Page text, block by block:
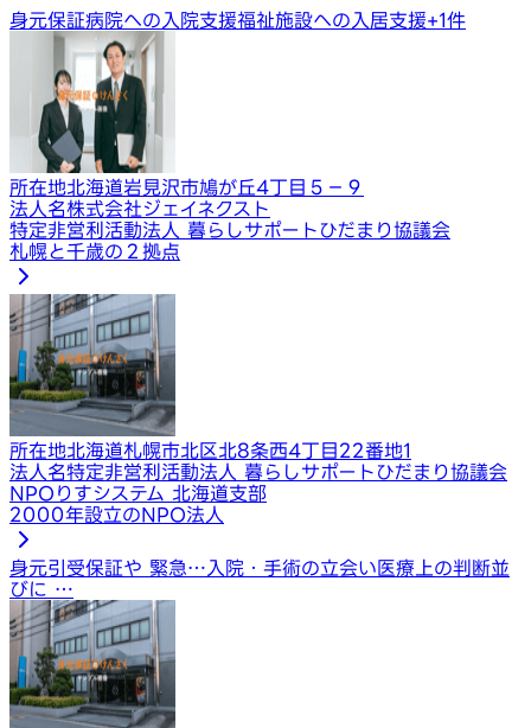
身元保証病院への入院支援福祉施設への入居支援+1件
所在地北海道岩見沢市鳩が丘4丁目５−９
法人名株式会社ジェイネクスト
特定非営利活動法人 暮らしサポートひだまり協議会
札幌と千歳の２拠点
所在地北海道札幌市北区北8条西4丁目22番地1
法人名特定非営利活動法人 暮らしサポートひだまり協議会
NPOりすシステム 北海道支部
2000年設立のNPO法人
身元引受保証や 緊急… 入院・手術の立会い医療上の判断並
びに …